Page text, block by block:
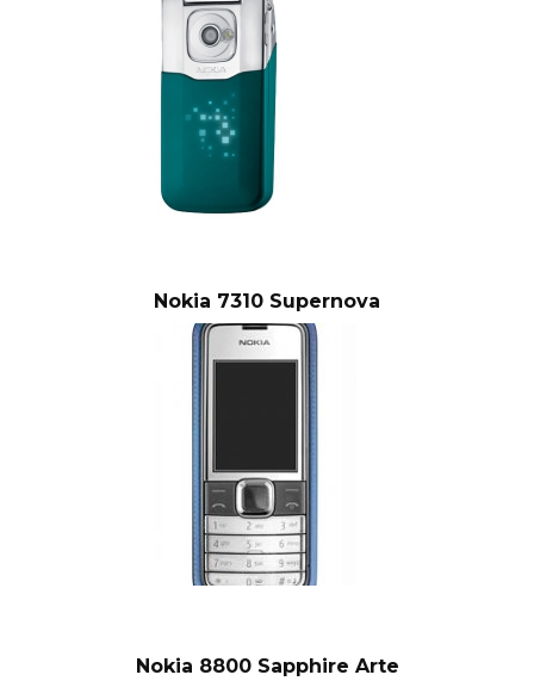
Nokia 7310 Supernova
Nokia 8800 Sapphire Arte